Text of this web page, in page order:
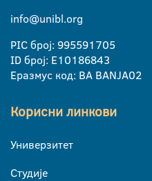
info@unibl.org
PIC број: 995591705
ID број: E10186843
Еразмус код: BA BANJA02
Корисни линкови
Универзитет
Студије